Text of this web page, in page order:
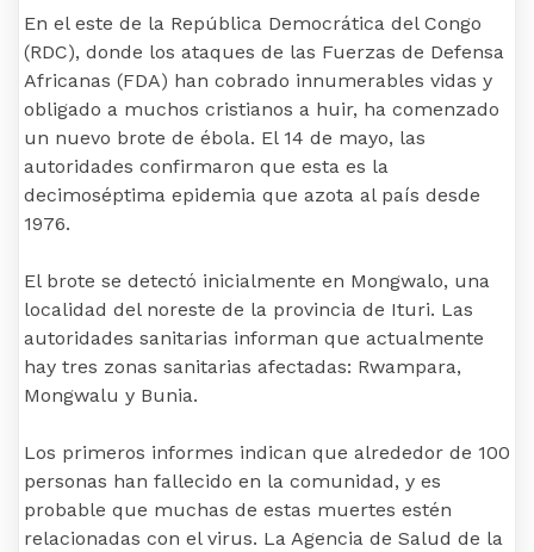
En el este de la República Democrática del Congo
(RDC), donde los ataques de las Fuerzas de Defensa
Africanas (FDA) han cobrado innumerables vidas y
obligado a muchos cristianos a huir, ha comenzado
un nuevo brote de ébola. El 14 de mayo, las
autoridades confirmaron que esta es la
decimoséptima epidemia que azota al país desde
1976.
El brote se detectó inicialmente en Mongwalo, una
localidad del noreste de la provincia de Ituri. Las
autoridades sanitarias informan que actualmente
hay tres zonas sanitarias afectadas: Rwampara,
Mongwalu y Bunia.
Los primeros informes indican que alrededor de 100
personas han fallecido en la comunidad, y es
probable que muchas de estas muertes estén
relacionadas con el virus. La Agencia de Salud de la